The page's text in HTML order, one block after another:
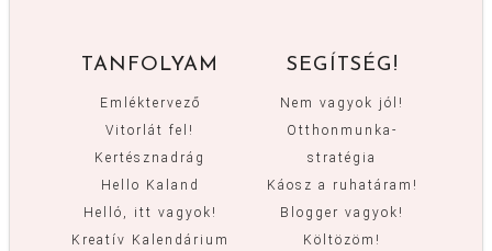
TANFOLYAM
Emléktervező
Vitorlát fel!
Kertésznadrág
Hello Kaland
Helló, itt vagyok!
Kreatív Kalendárium
SEGÍTSÉG!
Nem vagyok jól!
Otthonmunka-
stratégia
Káosz a ruhatáram!
Blogger vagyok!
Költözöm!